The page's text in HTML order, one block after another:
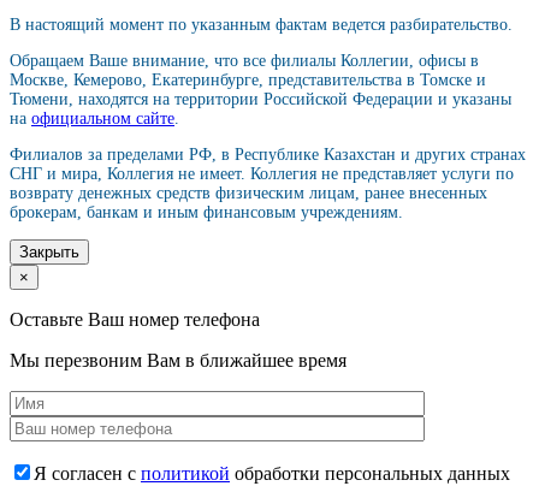
В настоящий момент по указанным фактам ведется разбирательство.
Обращаем Ваше внимание, что все филиалы Коллегии, офисы в
Москве, Кемерово, Екатеринбурге, представительства в Томске и
Тюмени, находятся на территории Российской Федерации и указаны
на официальном сайте.
Филиалов за пределами РФ, в Республике Казахстан и других странах
СНГ и мира, Коллегия не имеет. Коллегия не представляет услуги по
возврату денежных средств физическим лицам, ранее внесенных
брокерам, банкам и иным финансовым учреждениям.
Закрыть
×
Оставьте Ваш номер телефона
Мы перезвоним Вам в ближайшее время
Я согласен с политикой обработки персональных данных